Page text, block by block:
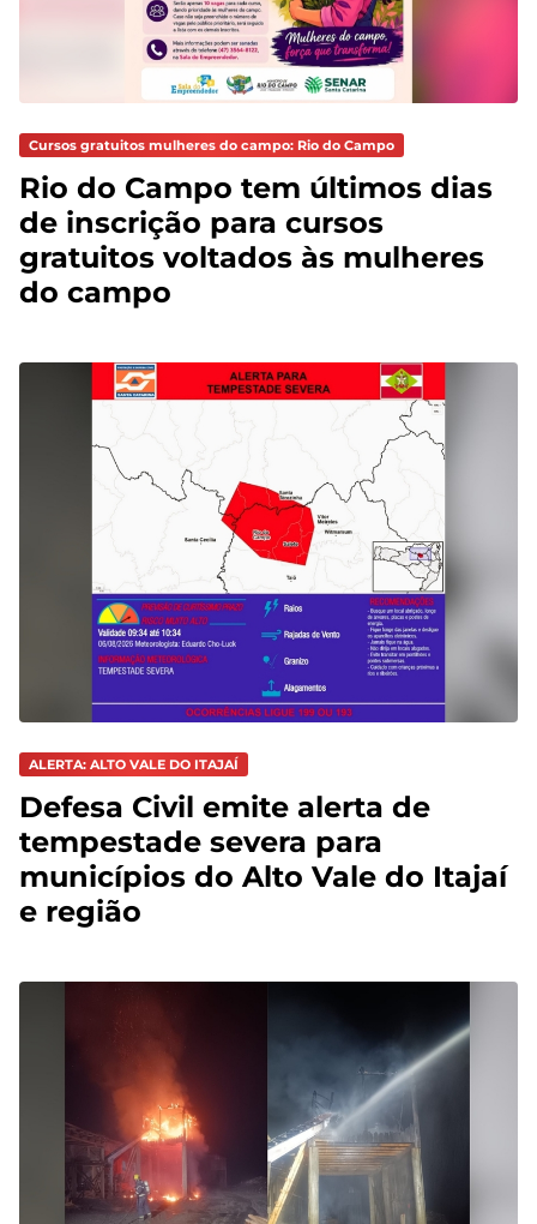
Cursos gratuitos mulheres do campo: Rio do Campo
Rio do Campo tem últimos dias
de inscrição para cursos
gratuitos voltados às mulheres
do campo
ALERTA: ALTO VALE DO ITAJAÍ
Defesa Civil emite alerta de
tempestade severa para
municípios do Alto Vale do Itajaí
e região